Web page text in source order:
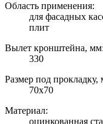
Область применения:
для фасадных
плит
Вылет кронштейна, мм:
330
Размер под прокладку,
70х70
Материал:
оцинкованная